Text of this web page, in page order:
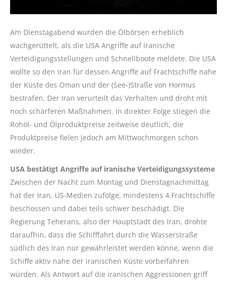
Am Dienstagabend wurden die Ölbörsen erheblich
wachgerüttelt, als die USA Angriffe auf iranische
Verteidigungsstellungen und Schnellboote meldete. Die USA
wollte so den Iran für dessen Angriffe auf Frachtschiffe nahe
der Küste des Oman und der (See-)Straße von Hormus
bestrafen. Der Iran verurteilt das Verhalten und droht mit
noch schärferen Maßnahmen. In direkter Folge stiegen die
Rohöl- und Ölproduktpreise zeitweise deutlich, die
Produktpreise fielen jedoch am Mittwochmorgen schon
wieder.
USA bestätigt Angriffe auf iranische Verteidigungssysteme
Zwischen der Nacht zum Montag und Dienstagnachmittag
hat der Iran, US-Medien zufolge, mindestens 4 Frachtschiffe
beschossen und dabei teils schwer beschädigt. Die
Regierung Teherans, also der Hauptstadt des Iran, drohte
daraufhin, dass die Schifffahrt durch die Wasserstraße
südlich des Iran nur gewährleistet werden könne, wenn die
Schiffe aktiv nahe der iranischen Küste vorbeifahren
würden. Als Antwort auf die iranischen Aggressionen griff